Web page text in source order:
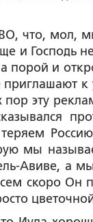
что, мол,
и Господь
порой и
эту
мы
Авиве, а
скоро Он